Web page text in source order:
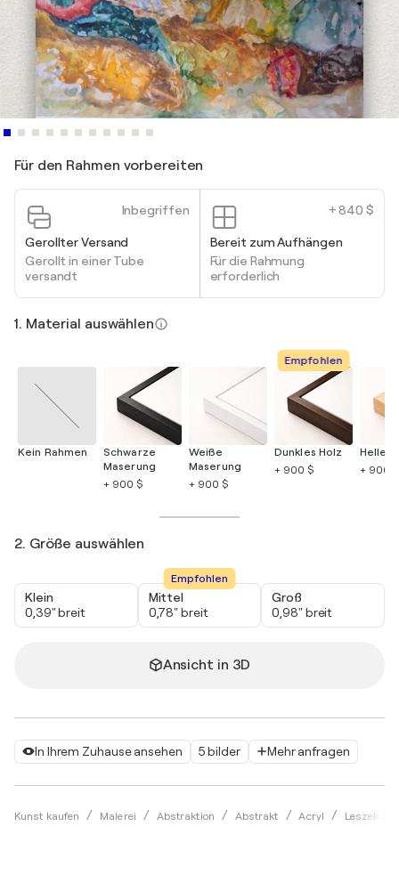
In Ihrem Zuhause ansehen 5 bilder Mehr anfragen
Kunst kaufen Malerei Abstraktion Abstrakt Acryl Leszek
Für den Rahmen vorbereiten
Inbegriffen
Gerollter Versand
Gerollt in einer Tube
versandt
+ 840 $
Bereit zum Aufhängen
Für die Rahmung
erforderlich
1. Material auswählen
Kein Rahmen
Schwarze
Maserung
+ 900 $
Weiße
Maserung
+ 900 $
Empfohlen
Dunkles Holz
+ 900 $
Helles
+ 900 $
2. Größe auswählen
Klein
0,39" breit
Empfohlen
Mittel
0,78" breit
Groß
0,98" breit
Ansicht in 3D